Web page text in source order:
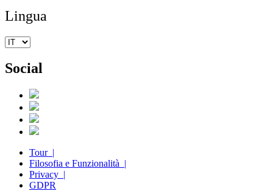
Lingua
Social
Tour |
Filosofia e Funzionalità |
Privacy |
GDPR